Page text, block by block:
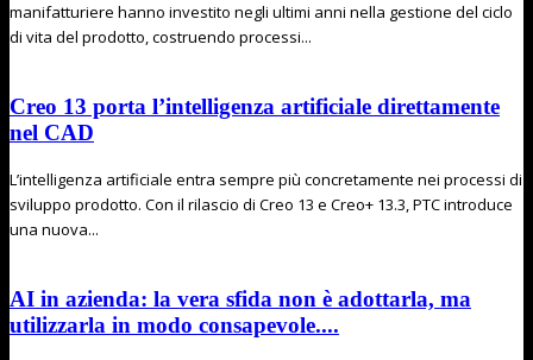
manifatturiere hanno investito negli ultimi anni nella gestione del ciclo
di vita del prodotto, costruendo processi...
Creo 13 porta l’intelligenza artificiale direttamente
nel CAD
L’intelligenza artificiale entra sempre più concretamente nei processi di
sviluppo prodotto. Con il rilascio di Creo 13 e Creo+ 13.3, PTC introduce
una nuova...
AI in azienda: la vera sfida non è adottarla, ma
utilizzarla in modo consapevole....